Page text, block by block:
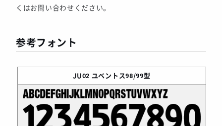
くはお問い合わせください。
参考フォント
JU02 ユベントス98/99型